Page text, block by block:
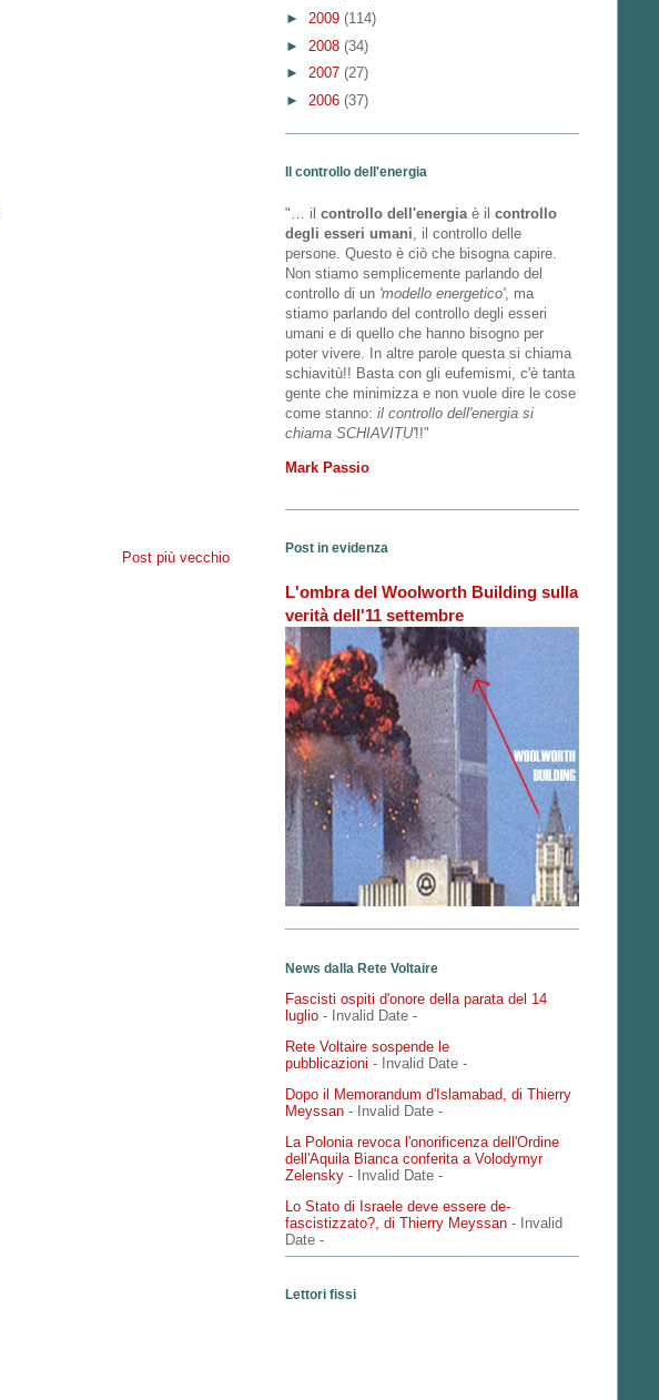
Post più vecchio
► 2009 (114)
► 2008 (34)
► 2007 (27)
► 2006 (37)
Il controllo dell'energia
"… il controllo dell'energia è il controllo
degli esseri umani , il controllo delle
persone. Questo è ciò che bisogna capire.
Non stiamo semplicemente parlando del
controllo di un 'modello energetico', ma
stiamo parlando del controllo degli esseri
umani e di quello che hanno bisogno per
poter vivere. In altre parole questa si chiama
schiavitù!! Basta con gli eufemismi, c'è tanta
gente che minimizza e non vuole dire le cose
come stanno: il controllo dell'energia si
chiama SCHIAVITU'!!"
Mark Passio
Post in evidenza
L'ombra del Woolworth Building sulla
verità dell'11 settembre
News dalla Rete Voltaire
Fascisti ospiti d'onore della parata del 14
luglio - Invalid Date -
Rete Voltaire sospende le
pubblicazioni - Invalid Date -
Dopo il Memorandum d'Islamabad, di Thierry
Meyssan - Invalid Date -
La Polonia revoca l'onorificenza dell'Ordine
dell'Aquila Bianca conferita a Volodymyr
Zelensky - Invalid Date -
Lo Stato di Israele deve essere de-
fascistizzato?, di Thierry Meyssan - Invalid
Date -
Lettori fissi